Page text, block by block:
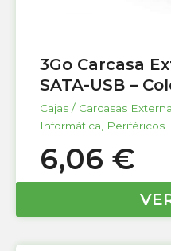
3Go Carcasa
SATA-USB –
Cajas / Carcasas
Informática, Periféricos
6,06 €